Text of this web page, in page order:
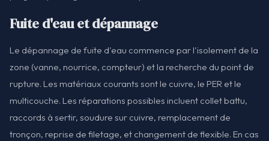
Fuite d'eau et dépannage
Le dépannage de fuite d'eau commence par l'isolement de la
zone (vanne, nourrice, compteur) et la recherche du point de
rupture. Les matériaux courants sont le cuivre, le PER et le
multicouche. Les réparations possibles incluent collet battu,
raccords à sertir, soudure sur cuivre, remplacement de
tronçon, reprise de filetage, et changement de flexible. En cas